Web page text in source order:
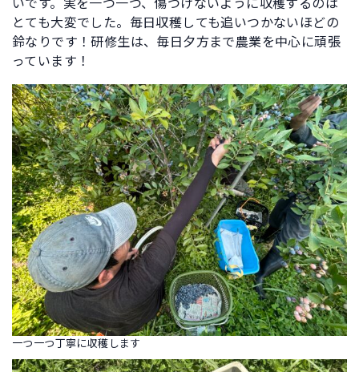
いです。実を一つ一つ、傷つけないように収穫するのは
とても大変でした。毎日収穫しても追いつかないほどの
鈴なりです！研修生は、毎日夕方まで農業を中心に頑張
っています！
一つ一つ丁寧に収穫します